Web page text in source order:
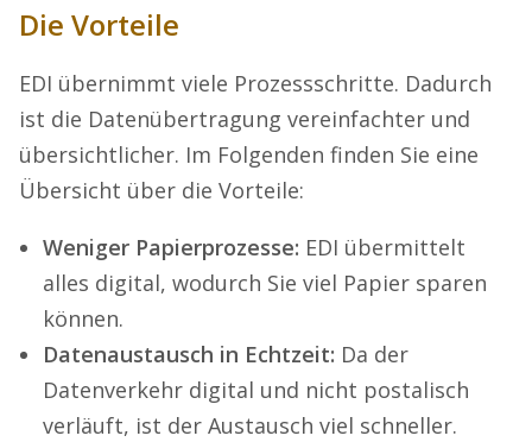
Die Vorteile
EDI übernimmt viele Prozessschritte. Dadurch
ist die Datenübertragung vereinfachter und
übersichtlicher. Im Folgenden finden Sie eine
Übersicht über die Vorteile:
Weniger Papierprozesse: EDI übermittelt
alles digital, wodurch Sie viel Papier sparen
können.
Datenaustausch in Echtzeit: Da der
Datenverkehr digital und nicht postalisch
verläuft, ist der Austausch viel schneller.